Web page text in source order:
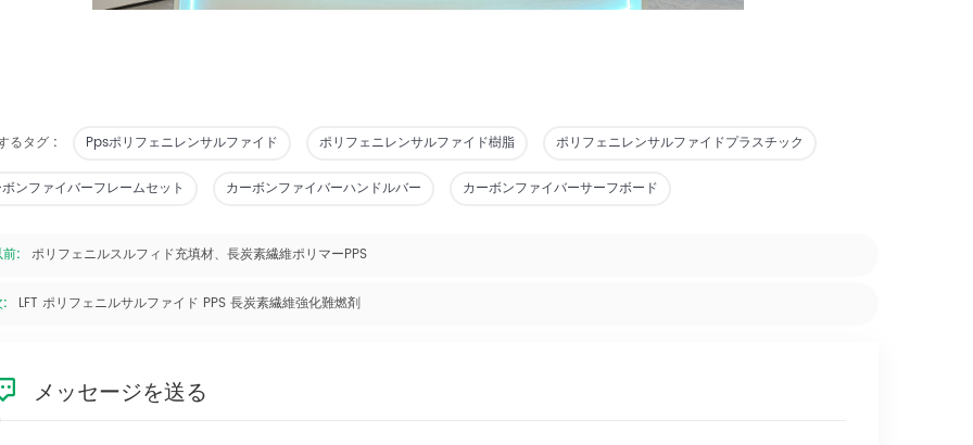
るタグ : Ppsポリフェニレンサルファイド ポリフェニレンサルファイド樹脂 ポリフェニレンサルファイドプラスチック
ンファイバーフレームセット カーボンファイバーハンドルバー カーボンファイバーサーフボード
前: ポリフェニルスルフィド充填材、長炭素繊維ポリマーPPS
: LFT ポリフェニルサルファイド PPS 長炭素繊維強化難燃剤
メッセージを送る